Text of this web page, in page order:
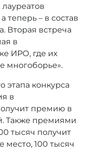
теперь – в состав
Вторая встреча
в
ИРО, где их
многоборье».
этапа конкурса
в
премию в
Также премиями
тысяч получит
место, 100 тысяч